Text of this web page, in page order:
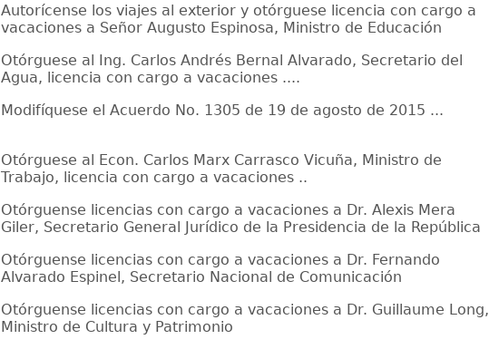
Autorícense los viajes al exterior y otórguese licencia con cargo a
vacaciones a Señor Augusto Espinosa, Ministro de Educación
Otórguese al Ing. Carlos Andrés Bernal Alvarado, Secretario del
Agua, licencia con cargo a vacaciones ....
Modifíquese el Acuerdo No. 1305 de 19 de agosto de 2015 ...
Otórguese al Econ. Carlos Marx Carrasco Vicuña, Ministro de
Trabajo, licencia con cargo a vacaciones ..
Otórguense licencias con cargo a vacaciones a Dr. Alexis Mera
Giler, Secretario General Jurídico de la Presidencia de la República
Otórguense licencias con cargo a vacaciones a Dr. Fernando
Alvarado Espinel, Secretario Nacional de Comunicación
Otórguense licencias con cargo a vacaciones a Dr. Guillaume Long,
Ministro de Cultura y Patrimonio